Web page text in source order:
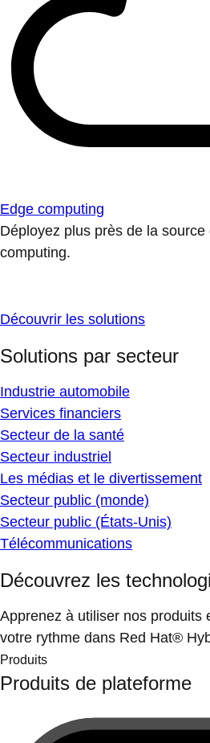
Edge computing
Déployez plus près de la source
computing.
Découvrir les solutions
Solutions par secteur
Industrie automobile
Services financiers
Secteur de la santé
Secteur industriel
Les médias et le divertissement
Secteur public (monde)
Secteur public (États-Unis)
Télécommunications
Découvrez les
Apprenez à utiliser nos produits
votre rythme dans Red Hat®
Produits
Produits de plateforme